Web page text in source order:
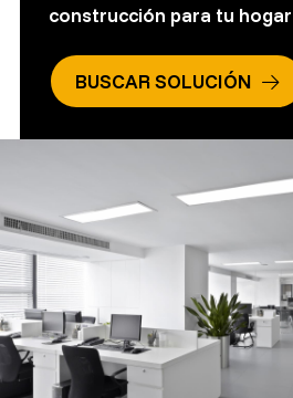
construcción para tu
BUSCAR SOLUCIÓN